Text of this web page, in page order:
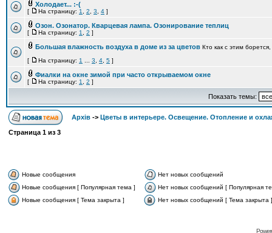
Холодает... :-(
[ На страницу: 1 2 3 4 ]
Озон. Озонатор. Кварцевая лампа. Озонирование теплиц
[ На страницу: 1 2 ]
Большая влажность воздуха в доме из за цветов Кто как с этим
[
На страницу: 1 3 4 5 ]
Фиалки на окне зимой при часто открываемом окне
[ На страницу: 1 2 ]
Показать темы:
Архів -> Цветы в интерьере. Освещение. Отопление и
Страница 1 из 3
Новые сообщения
Нет новых сообщений
Новые сообщения [ Популярная тема ]
Нет новых сообщений [ Популярная
Новые сообщения [ Тема закрыта ]
Нет новых сообщений [ Тема закрыта ]